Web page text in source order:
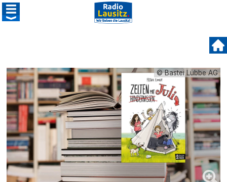
© Bastei Lübbe AG